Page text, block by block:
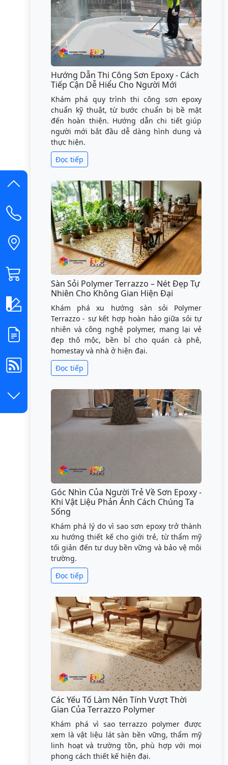
Hướng Dẫn Thi Công Sơn Epoxy - Cách
Tiếp Cận Dễ Hiểu Cho Người Mới
Khám phá quy trình thi công sơn epoxy
chuẩn kỹ thuật, từ bước chuẩn bị bề mặt
đến hoàn thiện. Hướng dẫn chi tiết giúp
người mới bắt đầu dễ dàng hình dung và
thực hiện.
Đọc tiếp
Sàn Sỏi Polymer Terrazzo – Nét Đẹp Tự
Nhiên Cho Không Gian Hiện Đại
Khám phá xu hướng sàn sỏi Polymer
Terrazzo - sự kết hợp hoàn hảo giữa sỏi tự
nhiên và công nghệ polymer, mang lại vẻ
đẹp thô mộc, bền bỉ cho quán cà phê,
homestay và nhà ở hiện đại.
Đọc tiếp
Góc Nhìn Của Người Trẻ Về Sơn Epoxy -
Khi Vật Liệu Phản Ánh Cách Chúng Ta
Sống
Khám phá lý do vì sao sơn epoxy trở thành
xu hướng thiết kế cho giới trẻ, từ thẩm mỹ
tối giản đến tư duy bền vững và bảo vệ môi
trường.
Đọc tiếp
Các Yếu Tố Làm Nên Tính Vượt Thời
Gian Của Terrazzo Polymer
Khám phá vì sao terrazzo polymer được
xem là vật liệu lát sàn bền vững, thẩm mỹ
linh hoạt và trường tồn, phù hợp với mọi
phong cách thiết kế hiện đại.